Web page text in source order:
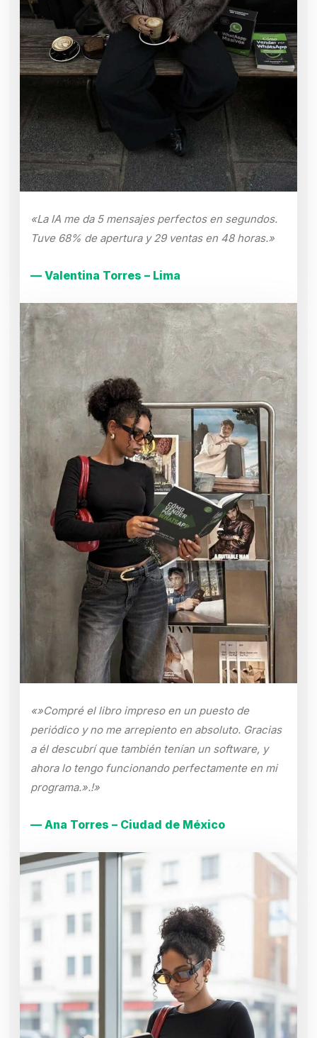
«La IA me da 5 mensajes perfectos en segundos.
Tuve 68% de apertura y 29 ventas en 48 horas.»
— Valentina Torres – Lima
«»Compré el libro impreso en un puesto de
periódico y no me arrepiento en absoluto. Gracias
a él descubrí que también tenían un software, y
ahora lo tengo funcionando perfectamente en mi
programa.».!»
— Ana Torres – Ciudad de México